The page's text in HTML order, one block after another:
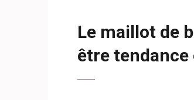
Le maillot de
être tendance